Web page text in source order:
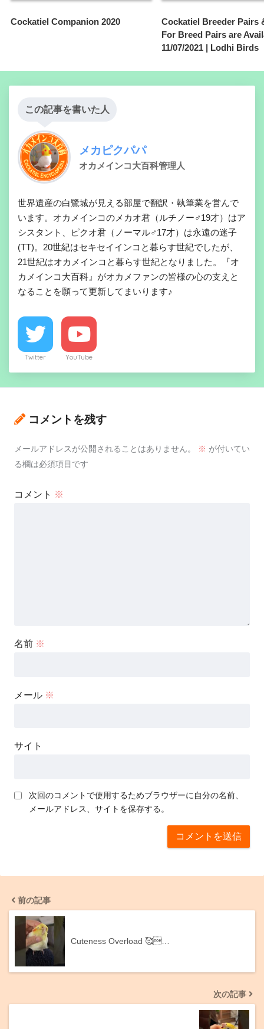
Cockatiel Companion 2020
Cockatiel Breeder Pairs
For Breed Pairs are
11/07/2021 | Lodhi Birds
この記事を書いた人
メカピクパパ
オカメインコ大百科管理人
世界遺産の白鷺城が見える部屋で翻訳・執筆業を営んで
います。オカメインコのメカオ君（ルチノー♂19才）はア
シスタント、ピクオ君（ノーマル♂17才）は永遠の迷子
(TT)。20世紀はセキセイインコと暮らす世紀でしたが、
21世紀はオカメインコと暮らす世紀となりました。『オ
カメインコ大百科』がオカメファンの皆様の心の支えと
なることを願って更新してまいります♪
Twitter YouTube
コメントを残す
メールアドレスが公開されることはありません。 ※ が付いてい
る欄は必須項目です
コメント ※
名前 ※
メール ※
サイト
次回のコメントで使用するためブラウザーに自分の名前、
メールアドレス、サイトを保存する。
前の記事
Cuteness Overload 🥰…
次の記事